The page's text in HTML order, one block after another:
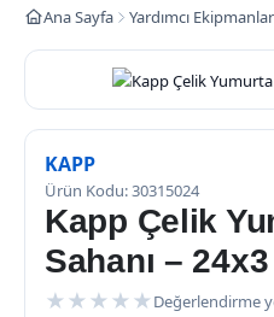
Ana Sayfa Yardımcı Ekipmanlar
KAPP
Ürün Kodu: 30315024
Kapp Çelik
Sahanı –
★ ★ ★ ★ ★ Değerlendirme